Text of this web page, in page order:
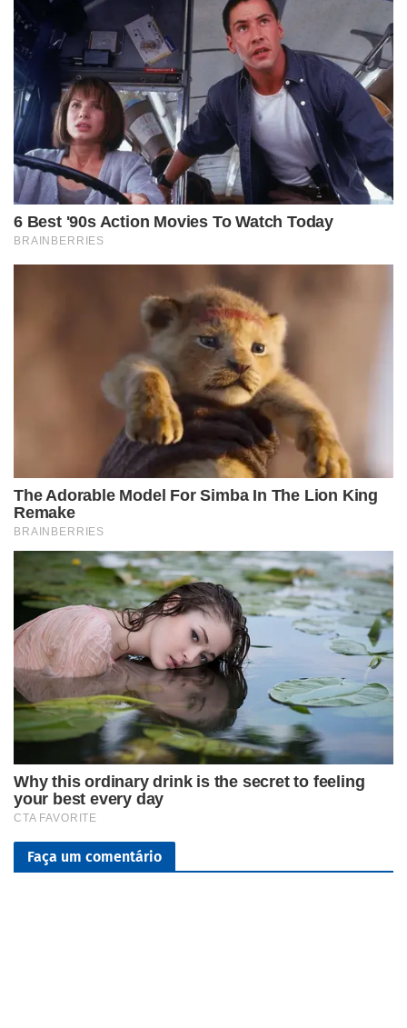
Faça um comentário